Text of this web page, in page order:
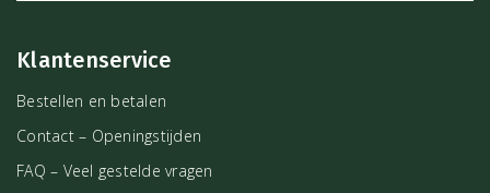
Klantenservice
Bestellen en betalen
Contact – Openingstijden
FAQ – Veel gestelde vragen